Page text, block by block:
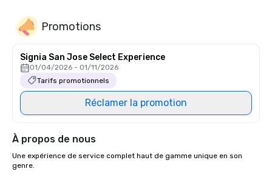
Promotions
Signia San Jose Select Experience
01/04/2026 - 01/11/2026
Tarifs promotionnels
Réclamer la promotion
À propos de nous
Une expérience de service complet haut de gamme unique en son
genre.